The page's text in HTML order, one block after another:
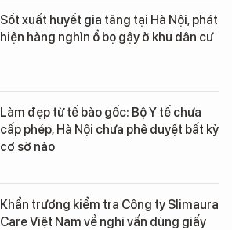
Sốt xuất huyết gia tăng tại Hà Nội, phát
hiện hàng nghìn ổ bọ gậy ở khu dân cư
Làm đẹp từ tế bào gốc: Bộ Y tế chưa
cấp phép, Hà Nội chưa phê duyệt bất kỳ
cơ sở nào
Khẩn trương kiểm tra Công ty Slimaura
Care Việt Nam về nghi vấn dùng giấy